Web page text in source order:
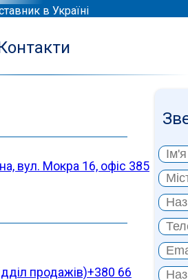
в Україні
вул. Мокра 16, офіс 385
продажів)+380 66